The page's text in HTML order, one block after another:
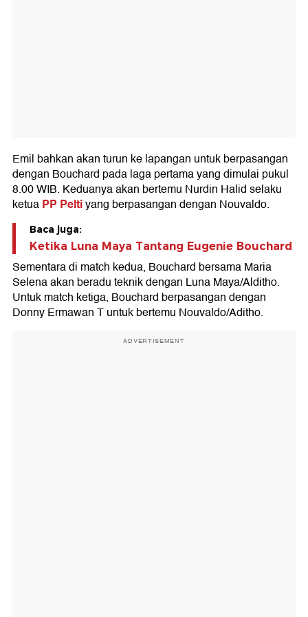
Emil bahkan akan turun ke lapangan untuk berpasangan
dengan Bouchard pada laga pertama yang dimulai pukul
8.00 WIB. Keduanya akan bertemu Nurdin Halid selaku
ketuaPP Peltiyang berpasangan dengan Nouvaldo.
Baca juga:
Ketika Luna Maya Tantang Eugenie Bouchard
Sementara di match kedua, Bouchard bersama Maria
Selena akan beradu teknik dengan Luna Maya/Alditho.
Untuk match ketiga, Bouchard berpasangan dengan
Donny Ermawan T untuk bertemu Nouvaldo/Aditho.
ADVERTISEMENT